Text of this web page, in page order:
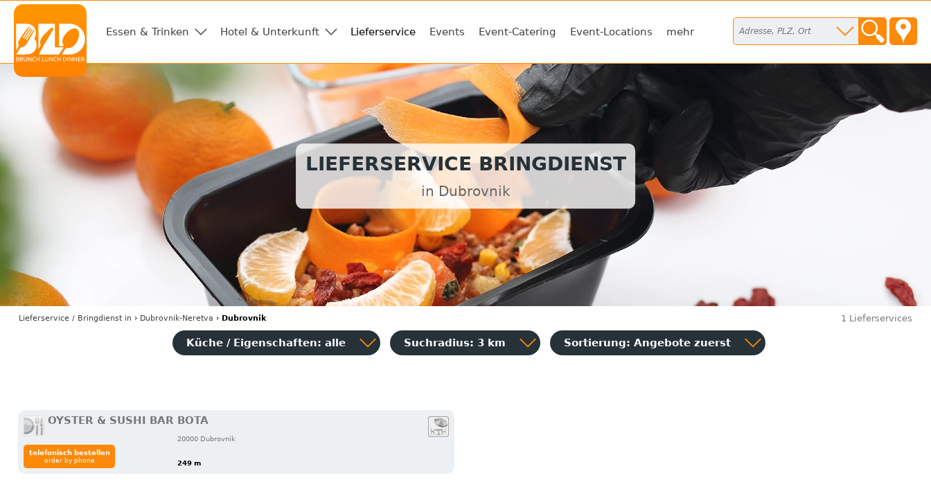
Essen & Trinken Hotel & Unterkunft Lieferservice Events Event-Catering Event-Locations mehr
LIEFERSERVICE BRINGDIENST
in Dubrovnik
Lieferservice / Bringdienstin › Dubrovnik-Neretva › Dubrovnik 1 Lieferservices
Küche / Eigenschaften: alle Suchradius: 3 km Sortierung: Angebote zuerst
OYSTER & SUSHI BAR BOTA
20000 Dubrovnik
249 m
telefonisch bestellen
order by phone